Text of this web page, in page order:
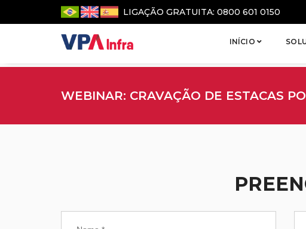
LIGAÇÃO GRATUITA: 0800 601 0150
INÍCIO
WEBINAR: CRAVAÇÃO DE ESTACAS